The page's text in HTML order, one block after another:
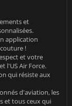
et
application
!
et votre
l'US Air Force.
qui résiste aux
d'aviation, les
et tous ceux qui